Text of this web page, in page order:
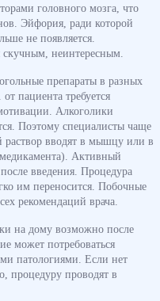
головного мозга, что
Эйфория, ради которой
не появляется.
скучным, неинтересным.
препараты в разных
пациента требуется
Алкоголики
Поэтому специалисты чаще
вводят в мышцу или в
Активный
введения. Процедура
им переносится. Побочные
рекомендаций врача.
на дому возможно после
может потребоваться
патологиями. Если нет
процедуру проводят в